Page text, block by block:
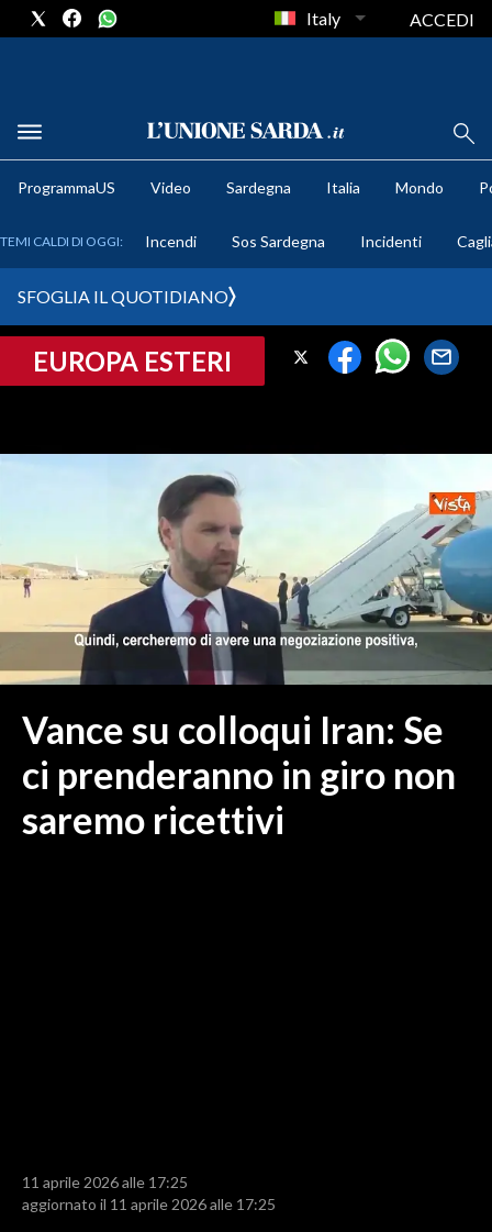
METEO
CRONACA SARDEGNA
MEDIO CAMPIDANO
ORISTANO E PROVINCIA
SASSARI E PROVINCIA
GALLURA
NUORO E PROVINCIA
OGLIASTRA
ITALIA
MONDO
RISULTATI E CLASSIFICHE
Italy ACCEDI
ProgrammaUS Video Sardegna Italia Mondo
TEMI CALDI DI OGGI: Incendi Sos Sardegna Incidenti
SFOGLIA IL QUOTIDIANO
EUROPA ESTERI
Vance su colloqui Iran: Se
ci prenderanno in giro non
saremo ricettivi
11 aprile 2026 alle 17:25
aggiornato il 11 aprile 2026 alle 17:25